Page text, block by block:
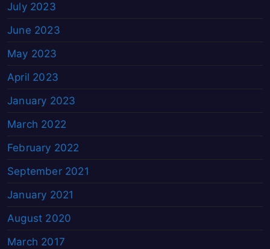
July 2023
June 2023
May 2023
April 2023
January 2023
March 2022
February 2022
September 2021
January 2021
August 2020
March 2017